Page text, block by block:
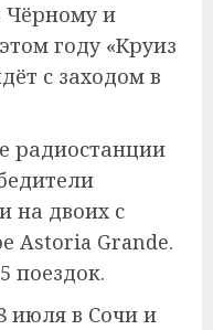
Чёрному и
году «Круиз
с заходом в
радиостанции
на двоих с
Astoria Grande.
поездок.
июля в Сочи и